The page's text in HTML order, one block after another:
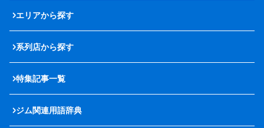
エリアから探す
系列店から探す
特集記事一覧
ジム関連用語辞典